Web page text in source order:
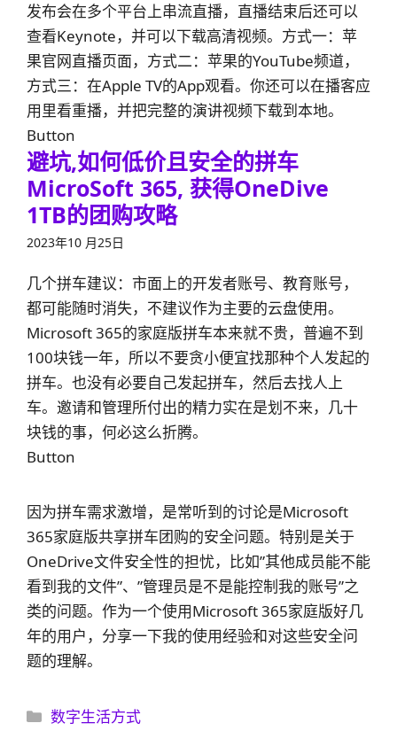
发布会在多个平台上串流直播，直播结束后还可以
查看Keynote，并可以下载高清视频。方式一：苹
果官网直播页面，方式二：苹果的YouTube频道，
方式三：在Apple TV的App观看。你还可以在播客应
用里看重播，并把完整的演讲视频下载到本地。
Button
避坑,如何低价且安全的拼车
MicroSoft 365, 获得OneDive
1TB的团购攻略
2023年10 月25日
几个拼车建议：市面上的开发者账号、教育账号，
都可能随时消失，不建议作为主要的云盘使用。
Microsoft 365的家庭版拼车本来就不贵，普遍不到
100块钱一年，所以不要贪小便宜找那种个人发起的
拼车。也没有必要自己发起拼车，然后去找人上
车。邀请和管理所付出的精力实在是划不来，几十
块钱的事，何必这么折腾。
Button
因为拼车需求激增，是常听到的讨论是Microsoft
365家庭版共享拼车团购的安全问题。特别是关于
OneDrive文件安全性的担忧，比如”其他成员能不能
看到我的文件”、”管理员是不是能控制我的账号”之
类的问题。作为一个使用Microsoft 365家庭版好几
年的用户，分享一下我的使用经验和对这些安全问
题的理解。
分
数字生活方式